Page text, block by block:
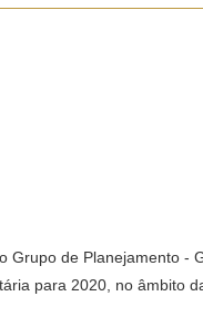
Grupo de Planejamento -
para 2020, no âmbito